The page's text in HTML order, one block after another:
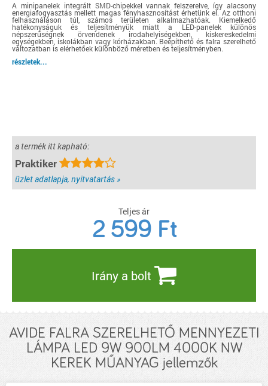
A minipanelek integrált SMD-chipekkel vannak felszerelve, így alacsony
energiafogyasztás mellett magas fényhasznosítást érhetünk el. Az otthoni
felhasználáson túl, számos területen alkalmazhatóak. Kiemelkedő
hatékonyságuk és teljesítményük miatt a LED-panelek különös
népszerűségnek örvendenek irodahelyiségekben, kiskereskedelmi
egységekben, iskolákban vagy kórházakban. Beépíthető és falra szerelhető
változatban is elérhetőek különböző méretben és teljesítményben.
részletek...
a termék itt kapható:
Praktiker
üzlet adatlapja, nyitvatartás »
Teljes ár
2 599 Ft
Irány a bolt
AVIDE FALRA SZERELHETŐ MENNYEZETI
LÁMPA LED 9W 900LM 4000K NW
KEREK MŰANYAG jellemzők